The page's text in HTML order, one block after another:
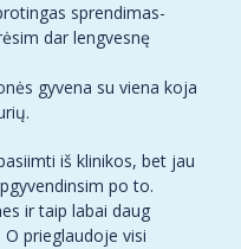
sprendimas-
dar lengvesnę
gyvena su viena koja
iš klinikos, bet jau
po to.
ir taip labai daug
prieglaudoje visi